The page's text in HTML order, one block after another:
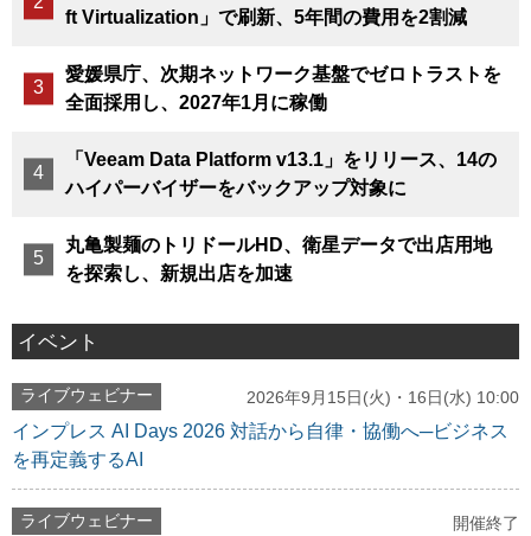
ft Virtualization」で刷新、5年間の費用を2割減
愛媛県庁、次期ネットワーク基盤でゼロトラストを
全面採用し、2027年1月に稼働
「Veeam Data Platform v13.1」をリリース、14の
ハイパーバイザーをバックアップ対象に
丸亀製麺のトリドールHD、衛星データで出店用地
を探索し、新規出店を加速
イベント
ライブウェビナー 2026年9月15日(火)・16日(水) 10:00
インプレス AI Days 2026 対話から自律・協働へ─ビジネス
を再定義するAI
ライブウェビナー 開催終了